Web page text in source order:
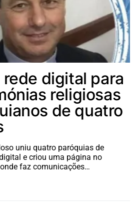
rede digital para
religiosas
de quatro
uniu quatro paróquias de
e criou uma página no
faz comunicações…